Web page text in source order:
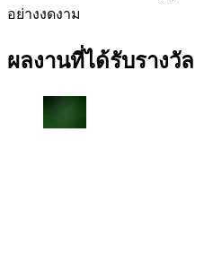
อย่างงดงาม
ผลงานที่ได้รับรางวัล